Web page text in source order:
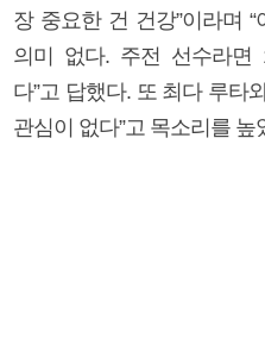
장 중요한 건 건강”이라며
의미 없다. 주전 선수라면
다”고 답했다. 또 최다 루타
관심이 없다”고 목소리를 높